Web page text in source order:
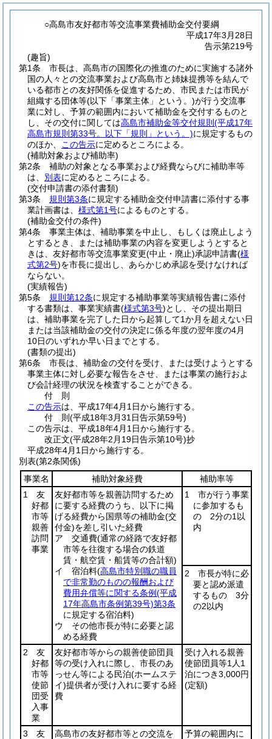
○高島市友好都市等交流事業費補助金交付要綱
平成17年3月28日
告示第219号
(趣旨)
第1条
市長は、高島市の国際化の推進のために実施する諸外
国の人々との交流事業および高島市と姉妹提携等を結んで
いる都市との友好関係を促進するため、市民または市民が
組織する団体等(以下「事業主体」という。)が行う交流事
業に対し、予算の範囲内において補助金を交付するものと
し、その交付に関しては高島市補助金等交付規則 (平成17年
高島市規則第33号。以下「規則」という。)に規定するもの
のほか、
この告示に定めるところによる。
(補助対象および補助率)
第2条
補助の対象となる事業および経費ならびに補助率等
は、 別表に定めるところによる。
(交付申請書の添付書類)
第3条
規則第3条に規定する補助金交付申請書に添付する事
業計画書は、 様式第1号によるものとする。
(補助金交付の条件)
第4条
事業主体は、補助事業を中止し、もしくは廃止しよう
とするとき、または補助事業の内容を変更しようとすると
きは、友好都市等交流事業変更(中止・廃止)承認申請書(様
式第2号)を市長に提出し、あらかじめ承認を受けなければ
ならない。
(実績報告)
第5条
規則第12条に規定する補助事業等実績報告書に添付
する書類は、事業実績書(様式第3号)とし、その提出期日
は、補助事業を完了した日から起算して1か月を超えない日
または当該補助金の交付の決定に係る年度の翌年度の4月
10日のいずれか早い日までとする。
(書類の提出)
第6条
市長は、補助金の交付を受け、または受けようとする
事業主体に対し必要な報告をさせ、または事業の施行およ
び会計経理の状況を検査することができる。
付 則
この告示は、平成17年4月1日から施行する。
付 則(平成18年3月31日告示第59号)
この告示は、平成18年4月1日から施行する。
改正文(平成28年2月19日告示第10号)抄
平成28年4月1日から施行する。
別表(第2条関係)
事業名
補助対象経費
補助率等
1 友
好都
市等
親善
訪問
事業
友好都市等を親善訪問するため
に要する経費のうち、以下に掲
げる経費から国県等の補助金(交
付金)を差し引いた経費
ア 交通費(通常の経路で友好都
市等を往復する場合の鉄道
賃・航空賃・船賃等の合計額)
イ 宿泊料(高島市特別職の職員
で非常勤のものの報酬および
費用弁償等に関する条例(平成
17年高島市条例第39号)第3条
に規定する宿泊料)
ウ その他市長が特に必要と認
める経費
1 市が行う事業
に参加するも
の 2分の1以
内
2 市長が特に必
要と認め派遣
するもの 3分
の2以内
2 友
好都
市等
使節
団受
入事
業
友好都市等からの親善使節団員
等の受け入れに際し、市長のあ
っせん等による民泊(ホームステ
イ)提供者が受け入れに要する経
費
受け入れる親善
使節団員等1人1
泊につき3,000円
(定額)
3 友
高島市の友好都市等との交流を
予算の範囲内に